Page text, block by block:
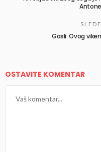
Gasli: Ovog
OSTAVITE KOMENTAR